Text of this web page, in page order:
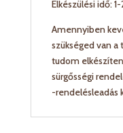
Elkészülési idő:
Amennyiben
szükséged van a
tudom
sürgősségi
-rendelésleadás